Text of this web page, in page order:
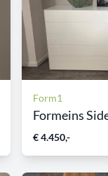
Form1
Formeins
€ 4.450,-